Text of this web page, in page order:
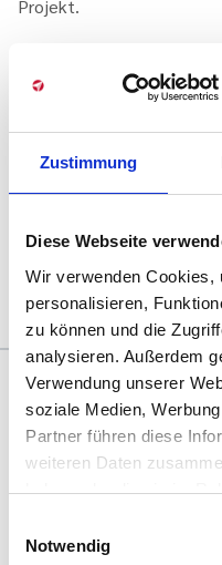
Zustimmung
Diese Webseite
Wir verwenden Cookies,
personalisieren,
zu können und die
analysieren. Außerdem
Verwendung unserer
soziale Medien,
Partner führen diese
weiteren Daten
haben oder die sie im
Cookies, wenn Sie
Notwendig
Projekt.
Qualifizierung „Projekte
Prozesskompetenz im
Mit dem Blick der
Team bestmöglich zu
Das könnte